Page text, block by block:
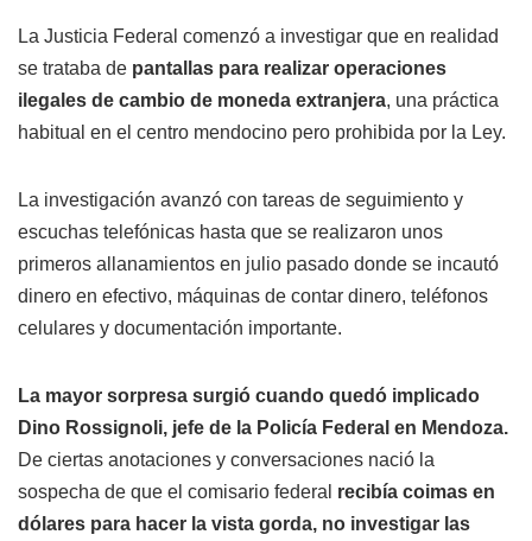
La Justicia Federal comenzó a investigar que en realidad
se trataba de pantallas para realizar operaciones
ilegales de cambio de moneda extranjera, una práctica
habitual en el centro mendocino pero prohibida por la Ley.
La investigación avanzó con tareas de seguimiento y
escuchas telefónicas hasta que se realizaron unos
primeros allanamientos en julio pasado donde se incautó
dinero en efectivo, máquinas de contar dinero, teléfonos
celulares y documentación importante.
La mayor sorpresa surgió cuando quedó implicado
Dino Rossignoli, jefe de la Policía Federal en Mendoza.
De ciertas anotaciones y conversaciones nació la
sospecha de que el comisario federal recibía coimas en
dólares para hacer la vista gorda, no investigar las